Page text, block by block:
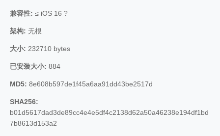
兼容性: ≤ iOS 16 ?
架构: 无根
大小: 232710 bytes
已安装大小: 884
MD5: 8e608b597de1f45a6aa91dd43be2517d
SHA256:
b01d5617dad3de89cc4e4e5df4c2138d62a50a46238e194df1bd
7b8613d153a2